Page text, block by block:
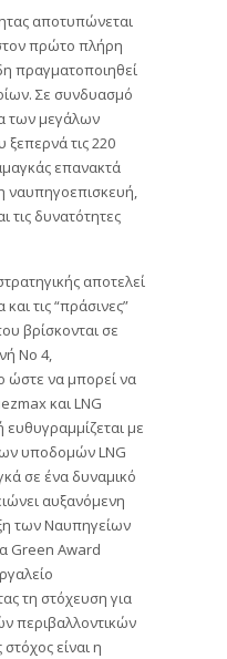
αποτυπώνεται
πρώτο πλήρη
πραγματοποιηθεί
Σε συνδυασμό
των μεγάλων
τις 220
επανακτά
ναυπηγοεπισκευή,
τις δυνατότητες
αποτελεί
τις “πράσινες”
βρίσκονται σε
Νο 4,
ώστε να μπορεί να
και LNG
με
υποδομών LNG
σε ένα δυναμικό
αυξανόμενη
των Ναυπηγείων
Green Award
τη στόχευση για
περιβαλλοντικών
είναι η